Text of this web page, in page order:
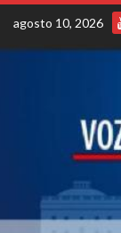
Skip
content
agosto 10, 2026